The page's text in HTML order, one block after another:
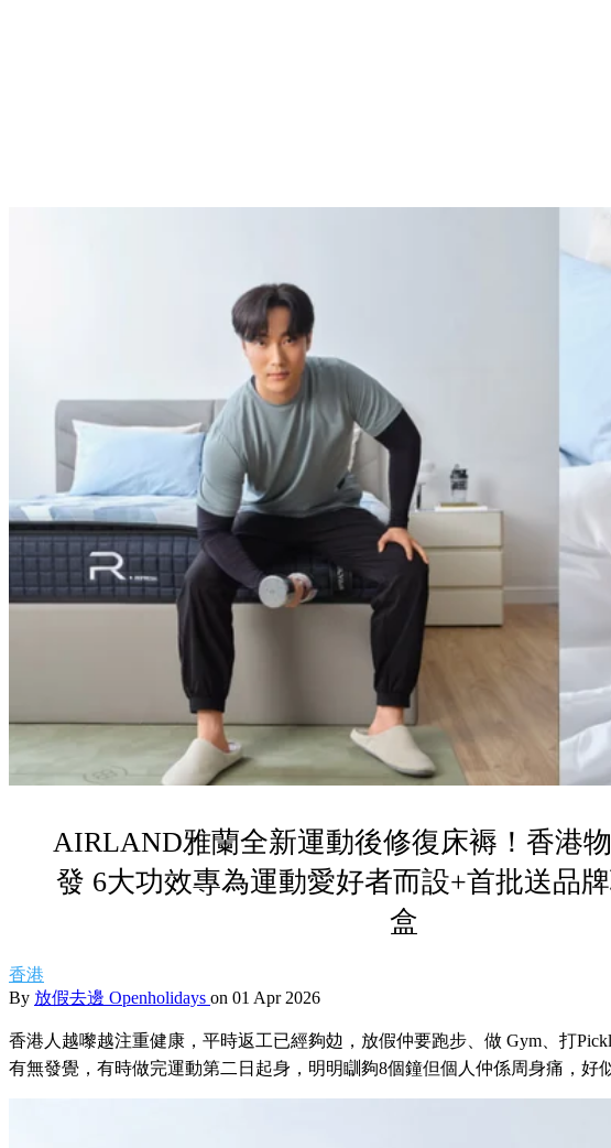
AIRLAND雅蘭全新運動後修復床褥！香港
發 6大功效專為運動愛好者而設+首批送品
盒
香港
By 放假去邊 Openholidays on 01 Apr 2026
香港人越嚟越注重健康，平時返工已經夠攰，放假仲要跑步、做 Gym、打
有無發覺，有時做完運動第二日起身，明明瞓夠8個鐘但個人仲係周身痛，好